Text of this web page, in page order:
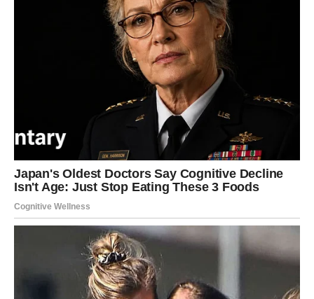
Šta vam donosi džjotiš?
Nove puteve koji vode prema uspjehu.
Poruka sudbine
Ribe su znak kojem drevna indijska astrologija šalje jednu
od najposebnijih poruka. Već neko vrijeme osjećate da se
nešto veliko sprema, a džjotiš potvrđuje da ulazite u
važan životni ciklus.
Pred vama su dani u kojima biste mogli dobiti priliku da
ostvarite nešto što vam je dugo izgledalo daleko. Moguća